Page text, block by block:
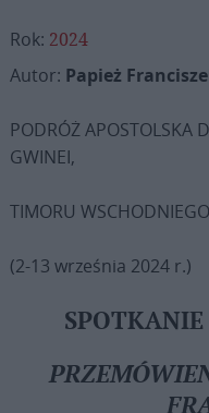
Rok: 2024
Autor: Papież
PODRÓŻ APOSTOLSKA
GWINEI,
TIMORU
(2-13 września 2024 r.)